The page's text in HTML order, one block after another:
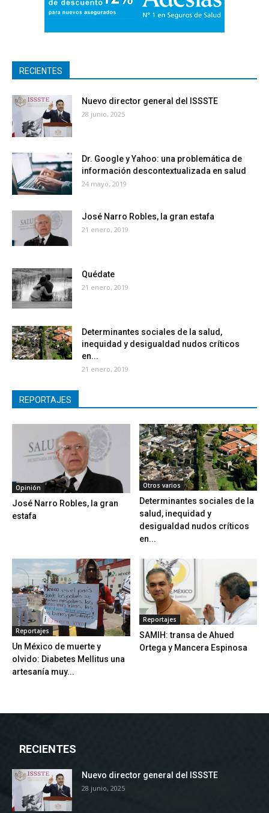
RECIENTES
Nuevo director general del ISSSTE
28 junio, 2025
Dr. Google y Yahoo: una problemática de
información descontextualizada en salud
24 mayo, 2019
José Narro Robles, la gran estafa
21 enero, 2019
Quédate
21 enero, 2019
Determinantes sociales de la salud,
inequidad y desigualdad nudos críticos
en...
21 enero, 2019
REPORTAJES
Opinión
José Narro Robles, la gran
estafa
Otros varios
Determinantes sociales de la
salud, inequidad y
desigualdad nudos críticos
en...
Reportajes
Un México de muerte y
olvido: Diabetes Mellitus una
artesanía muy...
Reportajes
SAMIH: transa de Ahued
Ortega y Mancera Espinosa
RECIENTES
Nuevo director general del ISSSTE
28 junio, 2025